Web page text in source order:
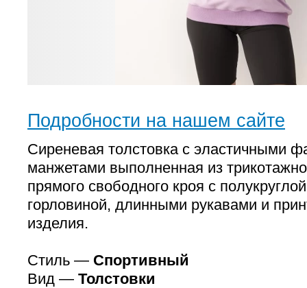
Подробности на нашем сайте
Сиреневая толстовка с эластичными
манжетами выполненная из
прямого свободного кроя с
горловиной, длинными рукавами и
изделия.
Стиль — Спортивный
Вид — Толстовки